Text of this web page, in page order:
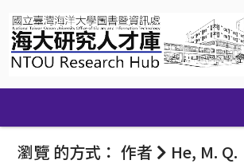
navigation
瀏覽 的方式： 作者 He, M. Q.